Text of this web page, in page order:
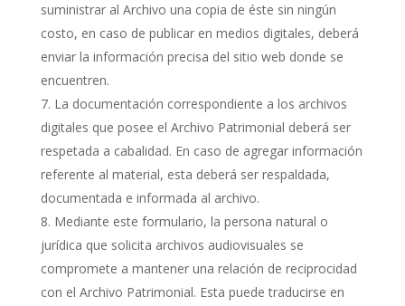
suministrar al Archivo una copia de éste sin ningún
costo, en caso de publicar en medios digitales, deberá
enviar la información precisa del sitio web donde se
encuentren.
La documentación correspondiente a los archivos
digitales que posee el Archivo Patrimonial deberá ser
respetada a cabalidad. En caso de agregar información
referente al material, esta deberá ser respaldada,
documentada e informada al archivo.
Mediante este formulario, la persona natural o
jurídica que solicita archivos audiovisuales se
compromete a mantener una relación de reciprocidad
con el Archivo Patrimonial. Esta puede traducirse en